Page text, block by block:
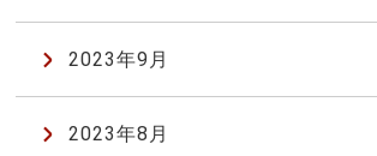
2023年9月
2023年8月